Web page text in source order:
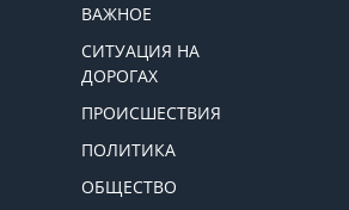
ВАЖНОЕ
СИТУАЦИЯ НА
ДОРОГАХ
ПРОИСШЕСТВИЯ
ПОЛИТИКА
ОБЩЕСТВО